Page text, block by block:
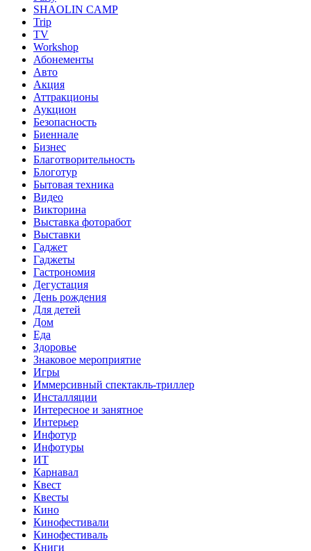
SHAOLIN CAMP
Trip
TV
Workshop
Абонементы
Авто
Акция
Аттракционы
Аукцион
Безопасность
Биеннале
Бизнес
Благотворительность
Блоготур
Бытовая техника
Видео
Викторина
Выставка фоторабот
Выставки
Гаджет
Гаджеты
Гастрономия
Дегустация
День рождения
Для детей
Дом
Еда
Здоровье
Знаковое мероприятие
Игры
Иммерсивный спектакль-триллер
Инсталляции
Интересное и занятное
Интерьер
Инфотур
Инфотуры
ИТ
Карнавал
Квест
Квесты
Кино
Кинофестивали
Кинофестиваль
Книги